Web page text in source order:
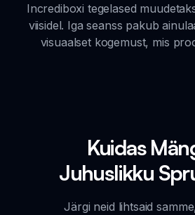
Incrediboxi tegelased
viisidel. Iga seanss pakub
visuaalset kogemust, mis
Kuidas
Juhuslikku
Järgi neid lihtsaid